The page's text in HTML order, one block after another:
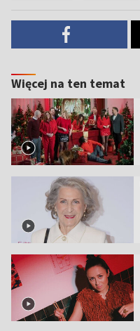
Więcej na ten temat